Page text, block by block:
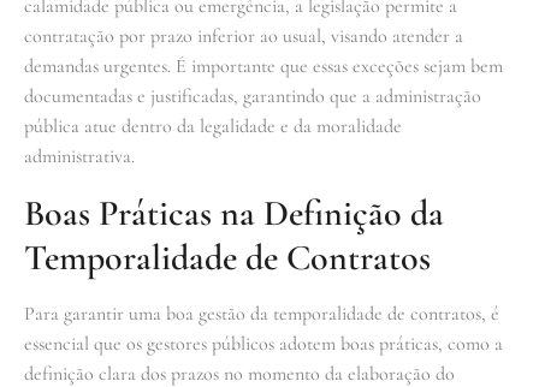
calamidade pública ou emergência, a legislação permite a
contratação por prazo inferior ao usual, visando atender a
demandas urgentes. É importante que essas exceções sejam bem
documentadas e justificadas, garantindo que a administração
pública atue dentro da legalidade e da moralidade
administrativa.
Boas Práticas na Definição da
Temporalidade de Contratos
Para garantir uma boa gestão da temporalidade de contratos, é
essencial que os gestores públicos adotem boas práticas, como a
definição clara dos prazos no momento da elaboração do